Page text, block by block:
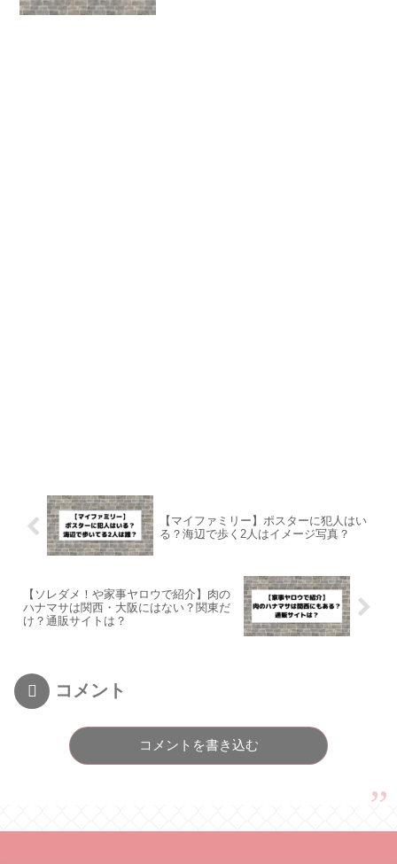
【マイファミリー】ポスターに犯人はい
る？海辺で歩く2人はイメージ写真？
【ソレダメ！や家事ヤロウで紹介】肉の
ハナマサは関西・大阪にはない？関東だ
け？通販サイトは？
コメント
コメントを書き込む